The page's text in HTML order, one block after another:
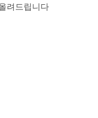
려드립니다